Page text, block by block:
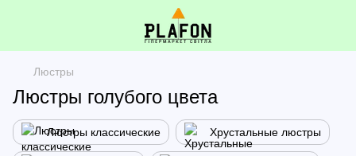
Люстры
Люстры голубого цвета
Люстры классические Хрустальные люстры